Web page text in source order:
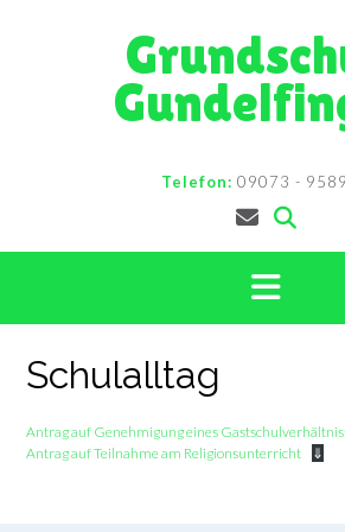
Telefon: 09073 -
Schulalltag
Antrag auf Genehmigung eines
Antrag auf Teilnahme am Religionsunterricht
⇓